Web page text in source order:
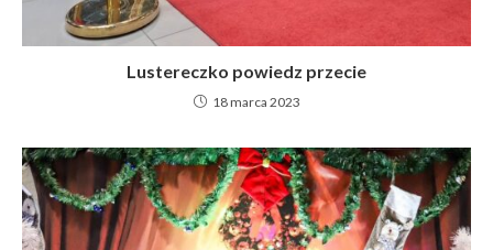
Lustereczko powiedz przecie
18 marca 2023